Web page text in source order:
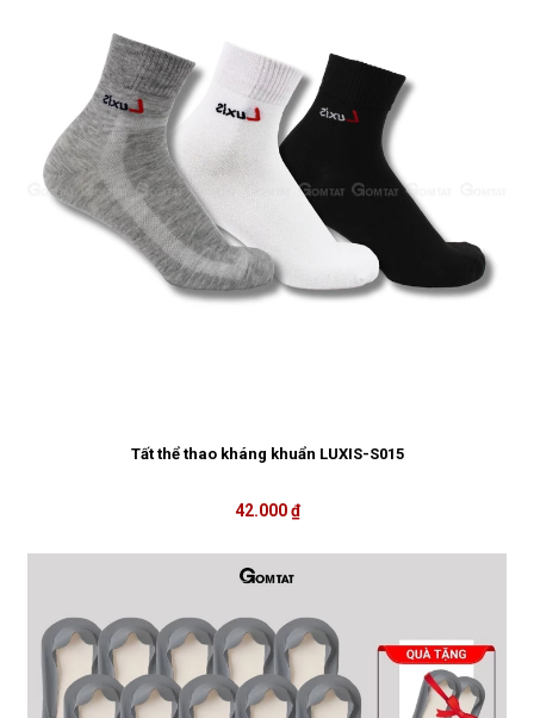
Tất thể thao kháng khuẩn LUXIS-S015
42.000 ₫